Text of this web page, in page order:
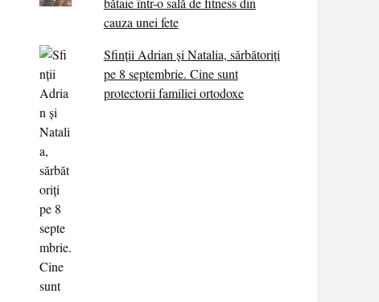
cauza unei fete
Sfinții Adrian și Natalia, sărbătoriți
pe 8 septembrie. Cine sunt
protectorii familiei ortodoxe